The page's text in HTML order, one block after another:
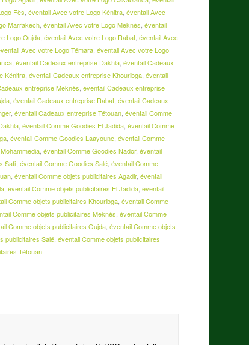
Fès ,éventail Avec votre Logo Kénitra ,éventail Avec
Marrakech ,éventail Avec votre Logo Meknès ,éventail
Logo Oujda ,éventail Avec votre Logo Rabat ,éventail Avec
Avec votre Logo Témara ,éventail Avec votre Logo
,éventail Cadeaux entreprise Dakhla ,éventail Cadeaux
Kénitra ,éventail Cadeaux entreprise Khouribga ,éventail
entreprise Meknès ,éventail Cadeaux entreprise
,éventail Cadeaux entreprise Rabat ,éventail Cadeaux
,éventail Cadeaux entreprise Tétouan ,éventail Comme
,éventail Comme Goodies El Jadida ,éventail Comme
,éventail Comme Goodies Laayoune ,éventail Comme
,éventail Comme Goodies Nador,éventail
Safi ,éventail Comme Goodies Salé ,éventail Comme
,éventail Comme objets publicitaires Agadir,éventail
,éventail Comme objets publicitaires El Jadida ,éventail
Comme objets publicitaires Khouribga ,éventail Comme
Comme objets publicitaires Meknès ,éventail Comme
Comme objets publicitaires Oujda ,éventail Comme objets
publicitaires Salé ,éventail Comme objets publicitaires
Tétouan